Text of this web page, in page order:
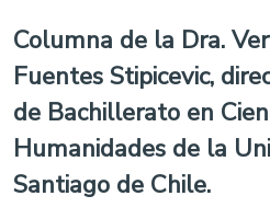
Columna de la Dra.
Fuentes Stipicevic,
de Bachillerato en
Humanidades de la
Santiago de Chile.